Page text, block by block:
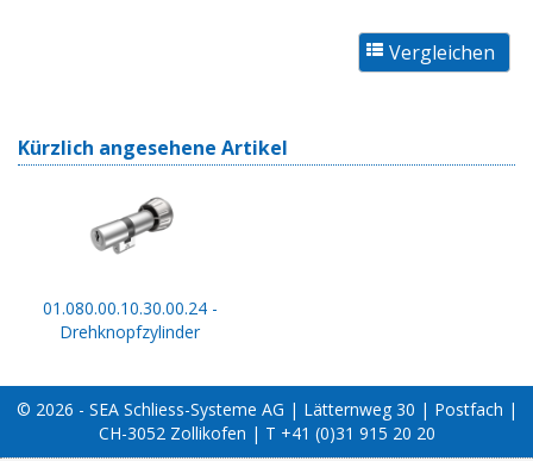
Kürzlich angesehene Artikel
01.080.00.10.30.00.24 -
Drehknopfzylinder
© 2026 - SEA Schliess-Systeme AG | Lätternweg 30 | Postfach |
CH-3052 Zollikofen | T +41 (0)31 915 20 20